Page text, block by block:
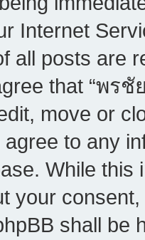
Internet
all posts are
that “พร
move or
to any
While
your
shall be